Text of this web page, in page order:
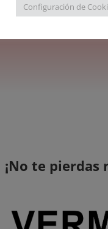
de Entidades
¡No te
Configuración de